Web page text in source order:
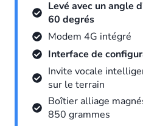
Levé avec un angle
60 degrés
Modem 4G intégré
Interface de
Invite vocale
sur le terrain
Boîtier alliage
850 grammes